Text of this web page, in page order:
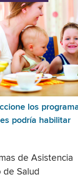
los
podría habilitar
de Asistencia
de Salud